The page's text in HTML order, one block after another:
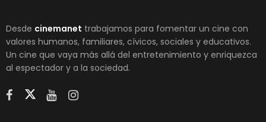
Desde cinemanet trabajamos para fomentar un cine con
valores humanos, familiares, cívicos, sociales y educativos.
Un cine que vaya más allá del entretenimiento y enriquezca
al espectador y a la sociedad.